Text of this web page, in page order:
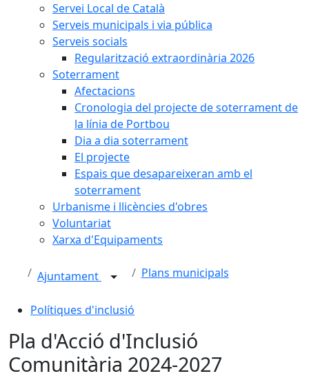
Servei Local de Català
Serveis municipals i via pública
Serveis socials
Regularització extraordinària 2026
Soterrament
Afectacions
Cronologia del projecte de soterrament de
la línia de Portbou
Dia a dia soterrament
El projecte
Espais que desapareixeran amb el
soterrament
Urbanisme i llicències d'obres
Voluntariat
Xarxa d'Equipaments
Ajuntament Plans municipals
Polítiques d'inclusió
Pla d'Acció d'Inclusió
Comunitària 2024-2027